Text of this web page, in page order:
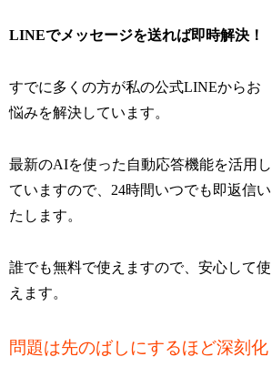
LINEでメッセージを送れば即時解決！
すでに多くの方が私の公式LINEからお
悩みを解決しています。
最新のAIを使った自動応答機能を活用し
ていますので、24時間いつでも即返信い
たします。
誰でも無料で使えますので、安心して使
えます。
問題は先のばしにするほど深刻化